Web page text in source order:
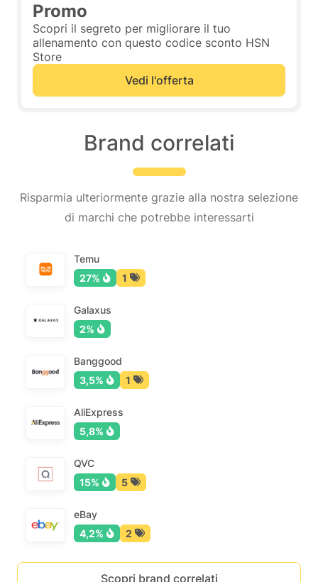
Promo
Scopri il segreto per migliorare il tuo
allenamento con questo codice sconto HSN
Store
Vedi l'offerta
Brand correlati
Risparmia ulteriormente grazie alla nostra selezione
di marchi che potrebbe interessarti
Temu
27%
1
Galaxus
2%
Banggood
3,5%
1
AliExpress
5,8%
QVC
15%
5
eBay
4,2%
2
Scopri brand correlati